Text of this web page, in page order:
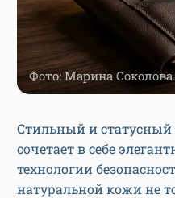
Фото: Марина
Стильный и статусный
сочетает в себе
технологии
натуральной кожи не